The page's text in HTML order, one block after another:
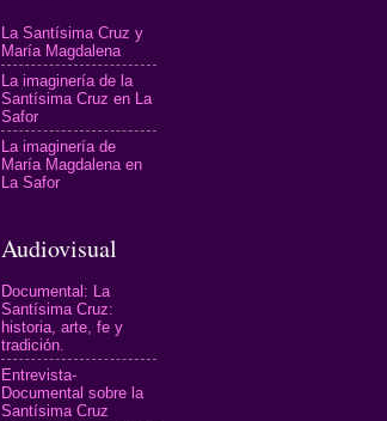
La Santísima Cruz y
María Magdalena
La imaginería de la
Santísima Cruz en La
Safor
La imaginería de
María Magdalena en
La Safor
Audiovisual
Documental: La
Santísima Cruz:
historia, arte, fe y
tradición.
Entrevista-
Documental sobre la
Santísima Cruz